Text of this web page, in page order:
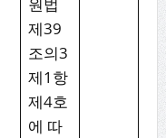
원법
제39
조의3
제1항
제4호
에 따